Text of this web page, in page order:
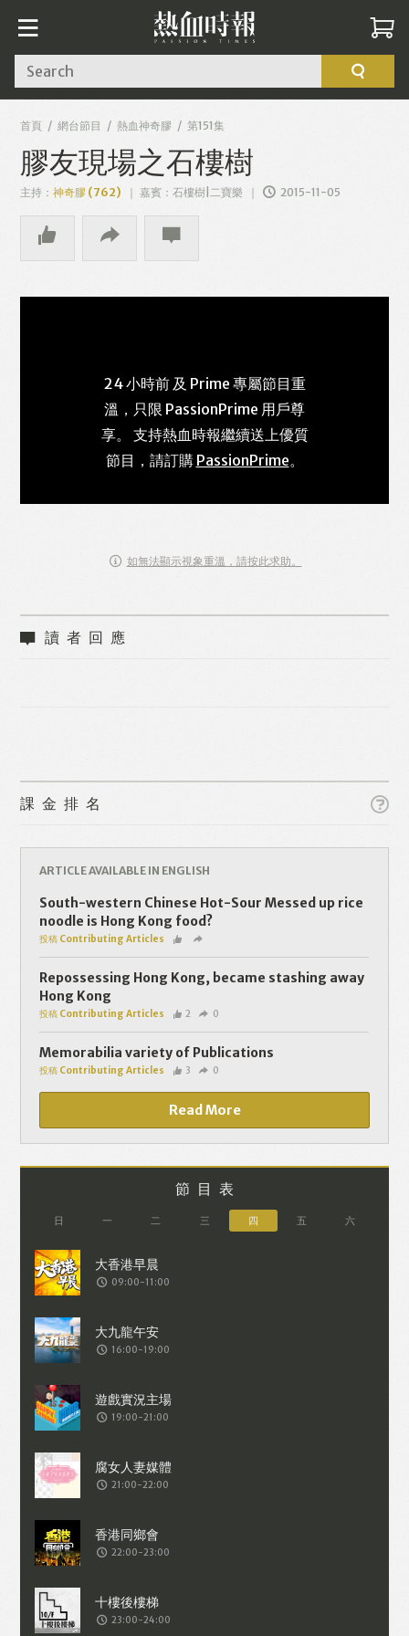
Like Facebook
Search
首頁 網台節目 熱血神奇膠 第151集
膠友現場之石樓樹
主持：神奇膠 (762) 嘉賓：石樓樹|二寶樂 2015-11-05
24 小時前 及 Prime 專屬節目重
溫，只限 PassionPrime 用戶尊
享。 支持熱血時報繼續送上優質
節目，請訂購 PassionPrime。
如無法顯示視象重溫，請按此求助。
讀者回應
課金排名
ARTICLE AVAILABLE IN ENGLISH
South-western Chinese Hot-Sour Messed up rice
noodle is Hong Kong food?
投稿 Contributing Articles
Repossessing Hong Kong, became stashing away
Hong Kong
投稿 Contributing Articles 2 0
Memorabilia variety of Publications
投稿 Contributing Articles 3 0
Read More
節目表
日 一 二 三 四 五 六
09:00-11:00
16:00-19:00
19:00-21:00
21:00-22:00
22:00-23:00
23:00-24:00